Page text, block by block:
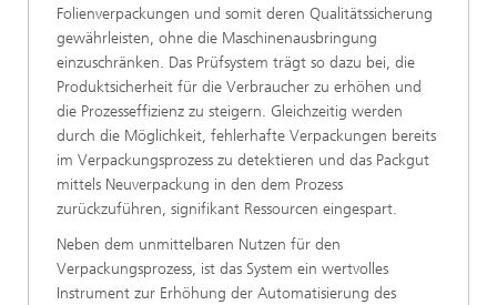
Folienverpackungen und somit deren Qualitätssicherung
gewährleisten, ohne die Maschinenausbringung
einzuschränken. Das Prüfsystem trägt so dazu bei, die
Produktsicherheit für die Verbraucher zu erhöhen und
die Prozesseffizienz zu steigern. Gleichzeitig werden
durch die Möglichkeit, fehlerhafte Verpackungen bereits
im Verpackungsprozess zu detektieren und das Packgut
mittels Neuverpackung in den dem Prozess
zurückzuführen, signifikant Ressourcen eingespart.
Neben dem unmittelbaren Nutzen für den
Verpackungsprozess, ist das System ein wertvolles
Instrument zur Erhöhung der Automatisierung des